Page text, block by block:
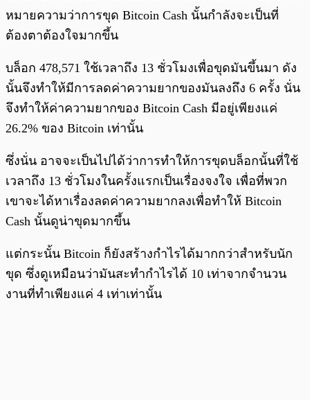
หมายความว่าการขุด Bitcoin Cash นั้นกำลังจะเป็นที่
ต้องตาต้องใจมากขึ้น
บล็อก 478,571 ใช้เวลาถึง 13 ชั่วโมงเพื่อขุดมันขึ้นมา ดัง
นั้นจึงทำให้มีการลดค่าความยากของมันลงถึง 6 ครั้ง นั่น
จึงทำให้ค่าความยากของ Bitcoin Cash มีอยู่เพียงแค่
26.2% ของ Bitcoin เท่านั้น
ซึ่งนั่น อาจจะเป็นไปได้ว่าการทำให้การขุดบล็อกนั้นที่ใช้
เวลาถึง 13 ชั่วโมงในครั้งแรกเป็นเรื่องจงใจ เพื่อที่พวก
เขาจะได้หาเรื่องลดค่าความยากลงเพื่อทำให้ Bitcoin
Cash นั้นดูน่าขุดมากขึ้น
แต่กระนั้น Bitcoin ก็ยังสร้างกำไรได้มากกว่าสำหรับนัก
ขุด ซึ่งดูเหมือนว่ามันสะทำกำไรได้ 10 เท่าจากจำนวน
งานที่ทำเพียงแค่ 4 เท่าเท่านั้น